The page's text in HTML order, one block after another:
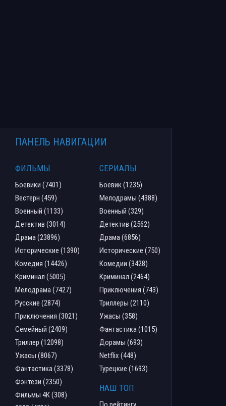
ПАНЕЛЬ НАВИГАЦИИ
ФИЛЬМЫ
Боевики (7401)
Вестерн (459)
Военный (1133)
Детектив (3014)
Драма (23896)
Исторические (1390)
Комедия (14426)
Криминал (5005)
Мелодрама (7427)
Русские (2874)
Приключения (3021)
Семейный (2409)
Триллер (12098)
Ужасы (8067)
Фантастика (3378)
Фэнтези (2350)
Фильмы 4К (308)
СЕРИАЛЫ
Боевик (1235)
Мелодрамы (4388)
Военный (329)
Детектив (2562)
Драма (6856)
Исторические (750)
Комедии (3428)
Криминал (2464)
Приключения (743)
Триллеры (2110)
Ужасы (358)
Фантастика (1015)
Дорамы (693)
Netflix (448)
Турецкие (1693)
НАШ ТОП